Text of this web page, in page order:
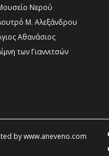
Νερού
Μ. Αλεξάνδρου
Αθανάσιος
των Γιαννιτσών
bywww.aneveno.com